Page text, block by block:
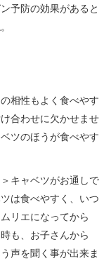
予防の効果があると
相性もよく食べやす
合わせに欠かせませ
ツのほうが食べやす
キャベツがお通しで
は食べやすく、いつ
リエになってから
も、お子さんから
声を聞く事が出来ま